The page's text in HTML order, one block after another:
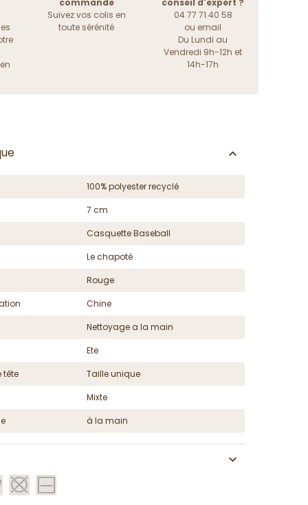
Suivez vos colis en
toute sérénité
04 77 71 40 58
ou email
Du Lundi au
Vendredi 9h-12h et
14h-17h
100% polyester recyclé
7 cm
Casquette Baseball
Le chapoté
Rouge
Chine
Nettoyage a la main
Ete
tête
Taille unique
Mixte
à la main